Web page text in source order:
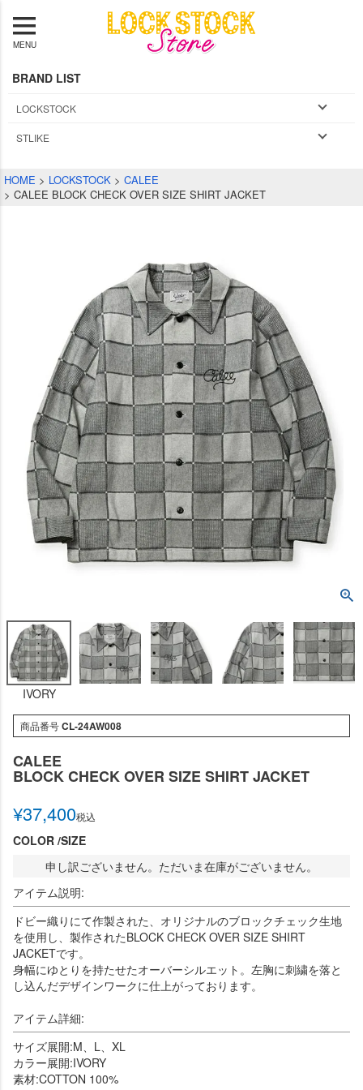
MENU
BRAND LIST
LOCKSTOCK
STLIKE
HOME LOCKSTOCK
CALEE
CALEE BLOCK CHECK OVER SIZE SHIRT JACKET
IVORY
商品番号CL-24AW008
CALEE
BLOCK CHECK OVER SIZE SHIRT JACKET
¥37,400税込
COLOR SIZE
申し訳ございません。ただいま在庫がございません。
アイテム説明:
ドビー織りにて作製された、オリジナルのブロックチェック生地
を使用し、製作されたBLOCK CHECK OVER SIZE SHIRT
JACKETです。
身幅にゆとりを持たせたオーバーシルエット。左胸に刺繍を落と
し込んだデザインワークに仕上がっております。
アイテム詳細:
サイズ展開:M、L、XL
カラー展開:IVORY
素材:COTTON 100%